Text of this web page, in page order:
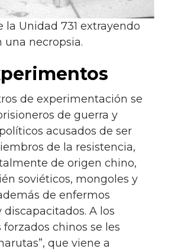
la Unidad 731 extrayendo
una necropsia.
de experimentación se
de guerra y
acusados de ser
de la resistencia,
de origen chino,
soviéticos, mongoles y
de enfermos
A los
forzados chinos se les
que viene a